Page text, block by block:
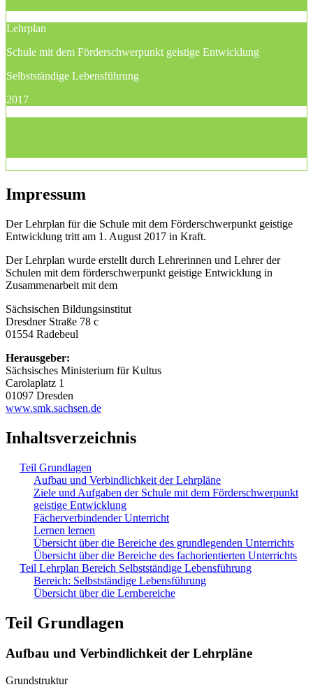
Lehrplan
Schule mit dem Förderschwerpunkt geistige Entwicklung
Selbstständige Lebensführung
2017
Impressum
Der Lehrplan für die Schule mit dem Förderschwerpunkt geistige
Entwicklung tritt am 1. August 2017 in Kraft.
Der Lehrplan wurde erstellt durch Lehrerinnen und Lehrer der
Schulen mit dem förderschwerpunkt geistige Entwicklung in
Zusammenarbeit mit dem
Sächsischen Bildungsinstitut
Dresdner Straße 78 c
01554 Radebeul
Herausgeber:
Sächsisches Ministerium für Kultus
Carolaplatz 1
01097 Dresden
www.smk.sachsen.de
Inhaltsverzeichnis
Teil Grundlagen
Aufbau und Verbindlichkeit der Lehrpläne
Ziele und Aufgaben der Schule mit dem Förderschwerpunkt
geistige Entwicklung
Fächerverbindender Unterricht
Lernen lernen
Übersicht über die Bereiche des grundlegenden Unterrichts
Übersicht über die Bereiche des fachorientierten Unterrichts
Teil Lehrplan Bereich Selbstständige Lebensführung
Bereich: Selbstständige Lebensführung
Übersicht über die Lernbereiche
Teil Grundlagen
Aufbau und Verbindlichkeit der Lehrpläne
Grundstruktur